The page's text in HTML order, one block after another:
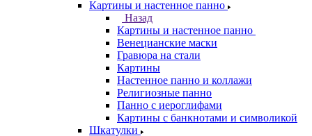
Картины и настенное панно
Назад
Картины и настенное панно
Венецианские маски
Гравюра на стали
Картины
Настенное панно и коллажи
Религиозные панно
Панно с иероглифами
Картины с банкнотами и символикой
Шкатулки